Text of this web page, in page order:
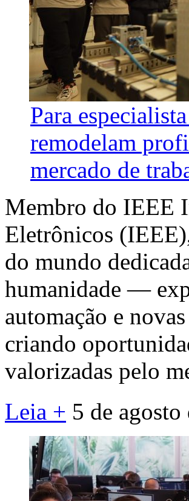
Para
remodelam
mercado de
Membro do IEEE
Eletrônicos
do mundo
humanidade —
automação e
criando
valorizadas pelo
Leia + 5 de agosto